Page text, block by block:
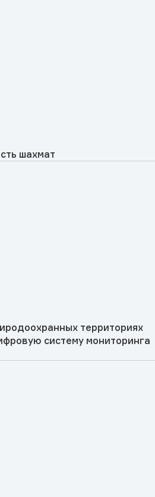
шахмат
территориях
систему мониторинга